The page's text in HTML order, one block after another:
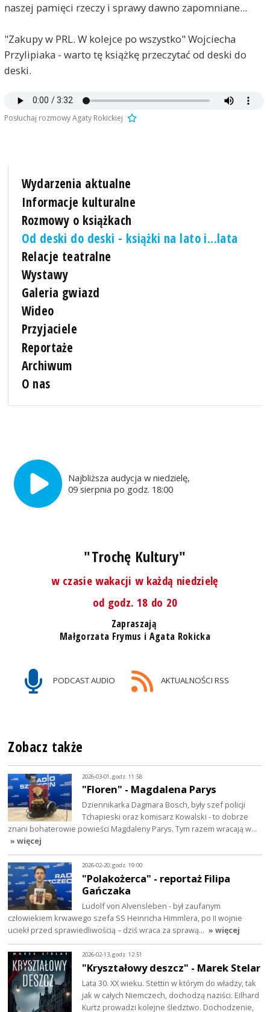
naszej pamięci rzeczy i sprawy dawno zapomniane...
"Zakupy w PRL. W kolejce po wszystko" Wojciecha
Przylipiaka - warto tę książkę przeczytać od deski do
deski.
Posłuchaj rozmowy Agaty Rokickiej
Wydarzenia aktualne
Informacje kulturalne
Rozmowy o książkach
Od deski do deski - książki na lato i...lata
Relacje teatralne
Wystawy
Galeria gwiazd
Wideo
Przyjaciele
Reportaże
Archiwum
O nas
Najbliższa audycja w niedzielę,
09 sierpnia po godz. 18:00
"Trochę Kultury"
w czasie wakacji w każdą niedzielę
od godz. 18 do 20
Zapraszają
Małgorzata Frymus i Agata Rokicka
PODCAST AUDIO AKTUALNOŚCI RSS
Zobacz także
2026-03-01, godz. 11:58
"Floren" - Magdalena Parys
Dziennikarka Dagmara Bosch, były szef policji
Tchapieski oraz komisarz Kowalski - to dobrze
znani bohaterowie powieści Magdaleny Parys. Tym razem wracają w…
» więcej
2026-02-20, godz. 19:00
"Polakożerca" - reportaż Filipa
Gańczaka
Ludolf von Alvensleben - był zaufanym
człowiekiem krwawego szefa SS Heinricha Himmlera, po II wojnie
uciekł przed sprawiedliwością – dziś wraca za sprawą… » więcej
2026-02-13, godz. 12:51
"Kryształowy deszcz" - Marek Stelar
Lata 30. XX wieku. Stettin w którym do władzy, tak
jak w całych Niemczech, dochodzą naziści. Eilhard
Kurtz prowadzi kolejne śledztwo. Dochodzenie,